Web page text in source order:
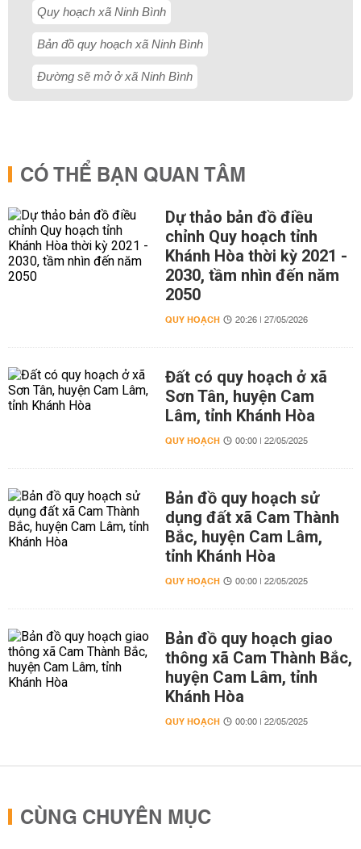
Quy hoạch xã Ninh Bình
Bản đồ quy hoạch xã Ninh Bình
Đường sẽ mở ở xã Ninh Bình
CÓ THỂ BẠN QUAN TÂM
Dự thảo bản đồ điều
chỉnh Quy hoạch tỉnh
Khánh Hòa thời kỳ 2021 -
2030, tầm nhìn đến năm
2050
QUY HOẠCH 20:26 | 27/05/2026
Đất có quy hoạch ở xã
Sơn Tân, huyện Cam
Lâm, tỉnh Khánh Hòa
QUY HOẠCH 00:00 | 22/05/2025
Bản đồ quy hoạch sử
dụng đất xã Cam Thành
Bắc, huyện Cam Lâm,
tỉnh Khánh Hòa
QUY HOẠCH 00:00 | 22/05/2025
Bản đồ quy hoạch giao
thông xã Cam Thành Bắc,
huyện Cam Lâm, tỉnh
Khánh Hòa
QUY HOẠCH 00:00 | 22/05/2025
CÙNG CHUYÊN MỤC